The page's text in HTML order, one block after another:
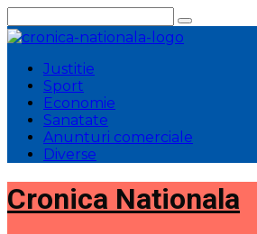
la
conținut
Justitie
Sport
Economie
Sanatate
Anunturi comerciale
Diverse
Cronica Nationala